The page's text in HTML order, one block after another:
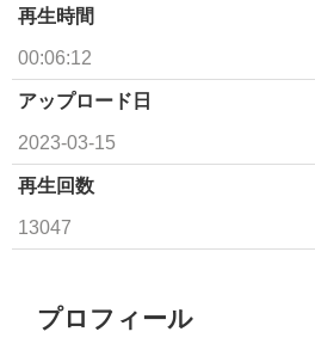
再生時間
00:06:12
アップロード日
2023-03-15
再生回数
13047
プロフィール